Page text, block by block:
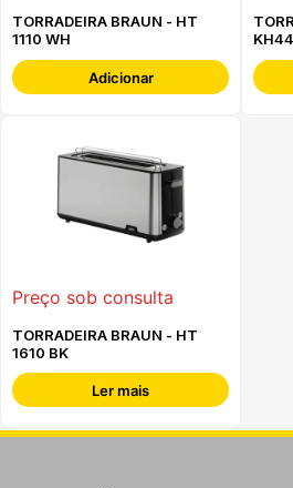
TORRADEIRA BRAUN - HT
1110 WH
Adicionar
Preço sob consulta
TORRADEIRA BRAUN - HT
1610 BK
Ler mais